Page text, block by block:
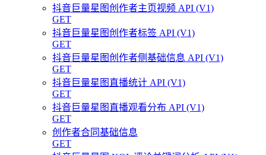
抖音巨量星图创作者主页视频 API (V1)
GET
抖音巨量星图创作者标签 API (V1)
GET
抖音巨量星图创作者侧基础信息 API (V1)
GET
抖音巨量星图直播统计 API (V1)
GET
抖音巨量星图直播观看分布 API (V1)
GET
创作者合同基础信息
GET